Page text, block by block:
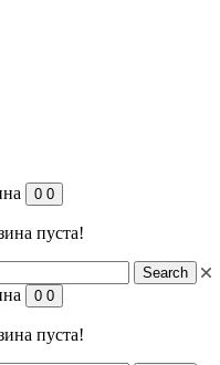
0 0
пуста!
Search
0 0
пуста!